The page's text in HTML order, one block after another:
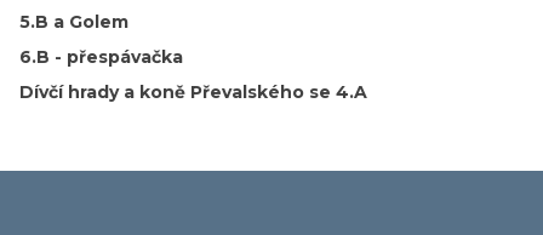
5.B a Golem
6.B - přespávačka
Dívčí hrady a koně Převalského se 4.A